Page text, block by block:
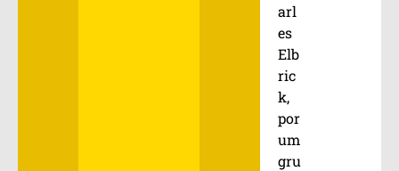
arl
es
Elb
ric
k,
por
um
gru